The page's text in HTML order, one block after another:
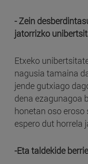
- Zein
jatorrizko
Etxeko
nagusia tamaina
jende gutxiago
dena ezagunagoa
honetan oso eroso
espero dut horrela
-Eta taldekide